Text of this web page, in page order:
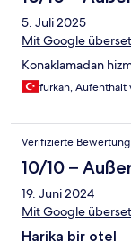
5. Juli 2025
Mit Google
Konaklamadan
furkan, Aufenthalt
Verifizierte Bewertung
10/10 –
19. Juni 2024
Mit Google
Harika bir otel